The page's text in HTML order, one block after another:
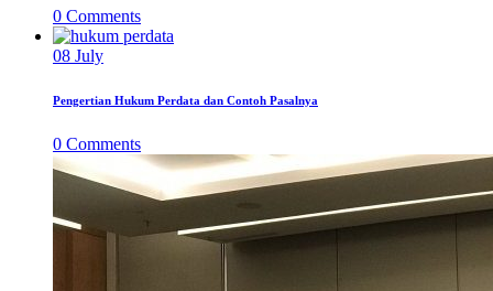
0 Comments
08 July
Pengertian Hukum Perdata dan Contoh Pasalnya
0 Comments